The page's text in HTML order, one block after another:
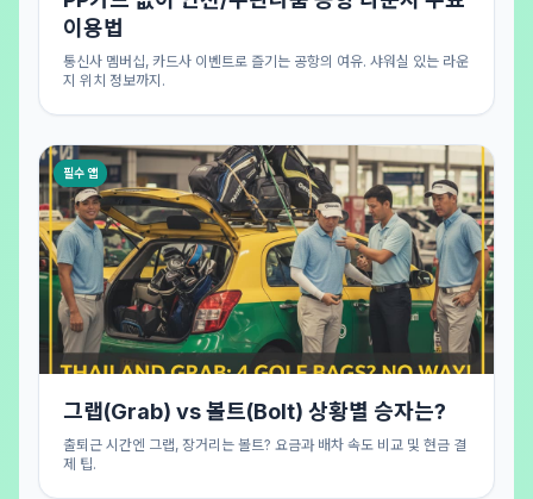
이용법
통신사 멤버십, 카드사 이벤트로 즐기는 공항의 여유. 샤워실 있는 라운
지 위치 정보까지.
필수 앱
그랩(Grab) vs 볼트(Bolt) 상황별 승자는?
출퇴근 시간엔 그랩, 장거리는 볼트? 요금과 배차 속도 비교 및 현금 결
제 팁.